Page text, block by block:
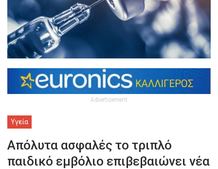
Advertisement
Υγεία
Απόλυτα ασφαλές το τριπλό
παιδικό εμβόλιο επιβεβαιώνει νέα